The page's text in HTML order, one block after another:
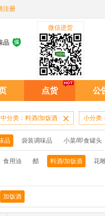
注册
品 
微信进货
点货 公
中分类：料酒/加饭酒  小分类
品 袋装调味品 小菜/即食罐头
食用油 醋 料酒/加饭酒 花
加饭酒